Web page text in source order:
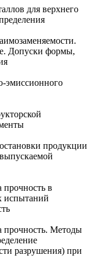
для верхнего
Допуски формы,
эмиссионного
продукции
в
испытаний
прочность. Методы
разрушения) при